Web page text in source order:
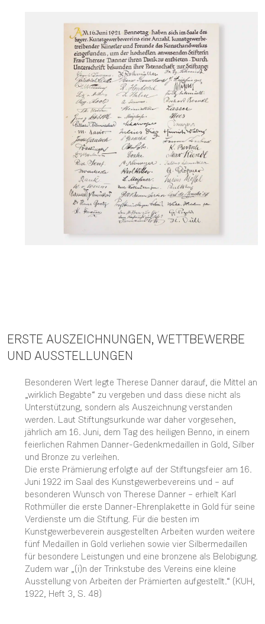
ERSTE AUSZEICHNUNGEN, WETTBEWERBE
UND AUSSTELLUNGEN
Besonderen Wert legte Therese Danner darauf, die Mittel an
„wirklich Begabte“ zu vergeben und dass diese nicht als
Unterstützung, sondern als Auszeichnung verstanden
werden. Laut Stiftungsurkunde war daher vorgesehen,
jährlich am 16. Juni, dem Tag des heiligen Benno, in einem
feierlichen Rahmen Danner-Gedenkmedaillen in Gold, Silber
und Bronze zu verleihen.
Die erste Prämierung erfolgte auf der Stiftungsfeier am 16.
Juni 1922 im Saal des Kunstgewerbevereins und – auf
besonderen Wunsch von Therese Danner – erhielt Karl
Rothmüller die erste Danner-Ehrenplakette in Gold für seine
Verdienste um die Stiftung. Für die besten im
Kunstgewerbeverein ausgestellten Arbeiten wurden weitere
fünf Medaillen in Gold verliehen sowie vier Silbermedaillen
für besondere Leistungen und eine bronzene als Belobigung.
Zudem war „(i)n der Trinkstube des Vereins eine kleine
Ausstellung von Arbeiten der Prämierten aufgestellt.“ (KUH,
1922, Heft 3, S. 48)